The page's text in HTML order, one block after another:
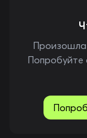
Произошла
Попробуйте